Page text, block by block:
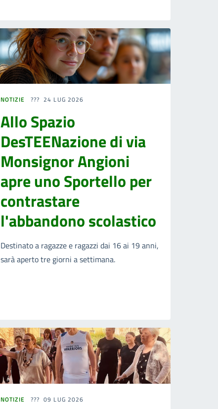
NOTIZIE 24 LUG 2026
Allo Spazio
DesTEENazione di via
Monsignor Angioni
apre uno Sportello per
contrastare
l'abbandono scolastico
Destinato a ragazze e ragazzi dai 16 ai 19 anni,
sarà aperto tre giorni a settimana.
NOTIZIE 09 LUG 2026